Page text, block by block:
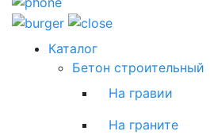
Каталог
Бетон строительный
На гравии
На граните